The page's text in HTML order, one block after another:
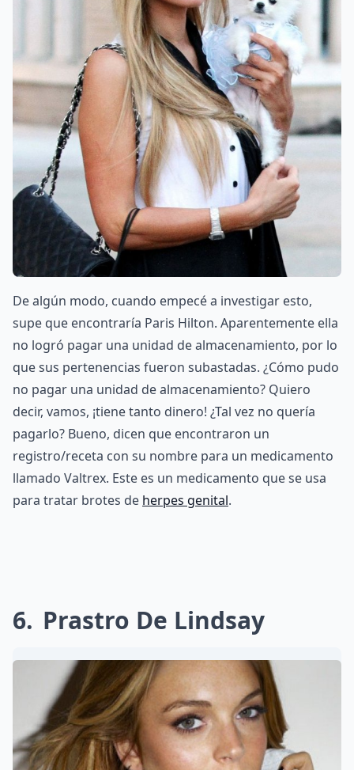
De algún modo, cuando empecé a investigar esto,
supe que encontraría Paris Hilton. Aparentemente ella
no logró pagar una unidad de almacenamiento, por lo
que sus pertenencias fueron subastadas. ¿Cómo pudo
no pagar una unidad de almacenamiento? Quiero
decir, vamos, ¡tiene tanto dinero! ¿Tal vez no quería
pagarlo? Bueno, dicen que encontraron un
registro/receta con su nombre para un medicamento
llamado Valtrex. Este es un medicamento que se usa
para tratar brotes de herpes genital.
6 Prastro De Lindsay